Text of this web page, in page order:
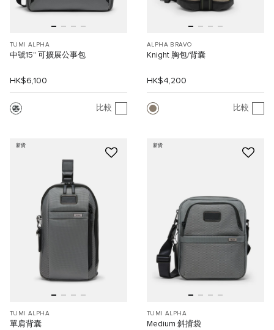
TUMI ALPHA
中號15" 可擴展公事包
HK$6,100
比較
ALPHA BRAVO
Knight 胸包/背囊
HK$4,200
比較
新貨
TUMI ALPHA
單肩背囊
新貨
TUMI ALPHA
Medium 斜揹袋